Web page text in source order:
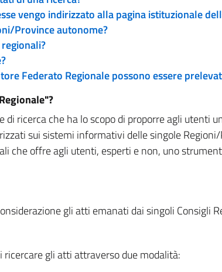
vengo indirizzato alla pagina istituzionale
Province autonome?
Federato Regionale possono essere
di ricerca che ha lo scopo di proporre agli
sui sistemi informativi delle singole
che offre agli utenti, esperti e non, uno
gli atti emanati dai singoli Consigli
gli atti attraverso due modalità: